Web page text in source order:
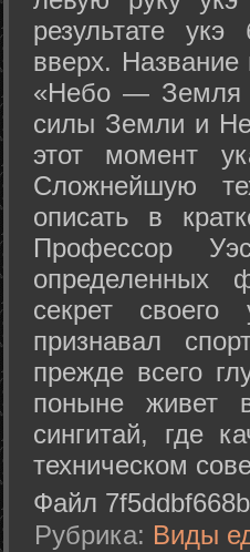
результате
вверх.
«Небо — Земля
силы Земли и
этот момент
Сложнейшую
описать в
Профессор
определенных
секрет
признавал
прежде всего
поныне живет
сингитай, где
техническом
Файл
Рубрика: Виды